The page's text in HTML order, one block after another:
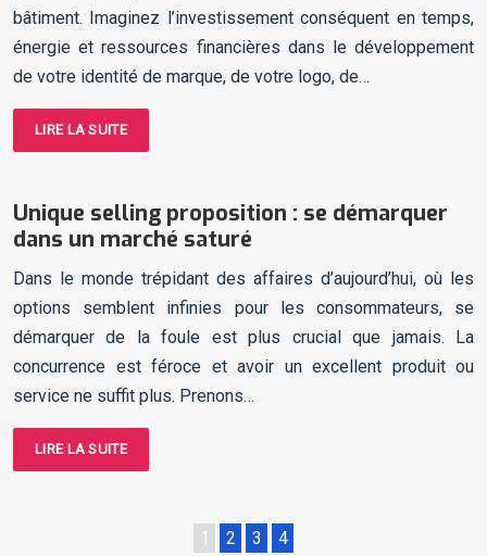
bâtiment. Imaginez l’investissement conséquent en temps,
énergie et ressources financières dans le développement
de votre identité de marque, de votre logo, de…
LIRE LA SUITE
Unique selling proposition : se démarquer
dans un marché saturé
Dans le monde trépidant des affaires d’aujourd’hui, où les
options semblent infinies pour les consommateurs, se
démarquer de la foule est plus crucial que jamais. La
concurrence est féroce et avoir un excellent produit ou
service ne suffit plus. Prenons…
LIRE LA SUITE
1 2 3 4